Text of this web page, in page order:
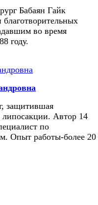
Бабаян Гайк
во время
году.
защитившая
Автор 14
по
Опыт работы-более 20